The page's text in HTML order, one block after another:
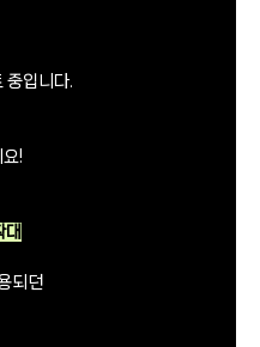
중입니다.
!
대
되던